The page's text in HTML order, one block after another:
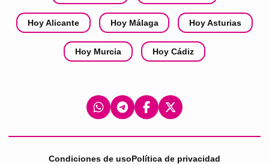
Hoy Alicante Hoy Málaga Hoy Asturias
Hoy Murcia Hoy Cádiz
Condiciones de usoPolítica de privacidad